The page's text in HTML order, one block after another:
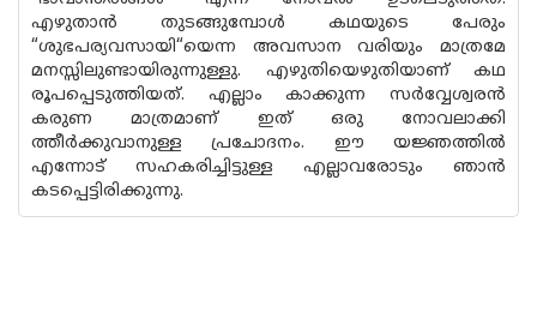
എഴുതാൻ തുടങ്ങുമ്പോൾ കഥയുടെ പേരും
“ശുഭപര്യവസായി“യെന്ന അവസാന വരിയും മാത്രമേ
മനസ്സിലുണ്ടായിരുന്നുള്ളു. എഴുതിയെഴുതിയാണ് കഥ
രൂപപ്പെടുത്തിയത്. എല്ലാം കാക്കുന്ന സർവ്വേശ്വരൻ
കരുണ മാത്രമാണ് ഇത് ഒരു നോവലാക്കി
ത്തീർക്കുവാനുള്ള പ്രചോദനം. ഈ യജ്ഞത്തിൽ
എന്നോട് സഹകരിച്ചിട്ടുള്ള എല്ലാവരോടും ഞാൻ
കടപ്പെട്ടിരിക്കുന്നു.